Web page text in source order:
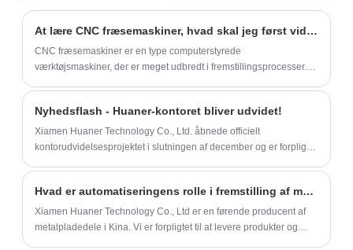
som er rustbeskyttet, korrosionssikker og
standardmodeltilpasning og personlig
At lære CNC fræsemaskiner, hvad skal jeg først vide?
CNC fræsemaskiner er en type computerstyrede
værktøjsmaskiner, der er meget udbredt i fremstillingsprocesser.
Nyhedsflash - Huaner-kontoret bliver udvidet!
Xiamen Huaner Technology Co., Ltd. åbnede officielt
kontorudvidelsesprojektet i slutningen af ​​december og er forpligtet
Hvad er automatiseringens rolle i fremstilling af metalpladedele?
Xiamen Huaner Technology Co., Ltd er en førende producent af
metalpladedele i Kina. Vi er forpligtet til at levere produkter og